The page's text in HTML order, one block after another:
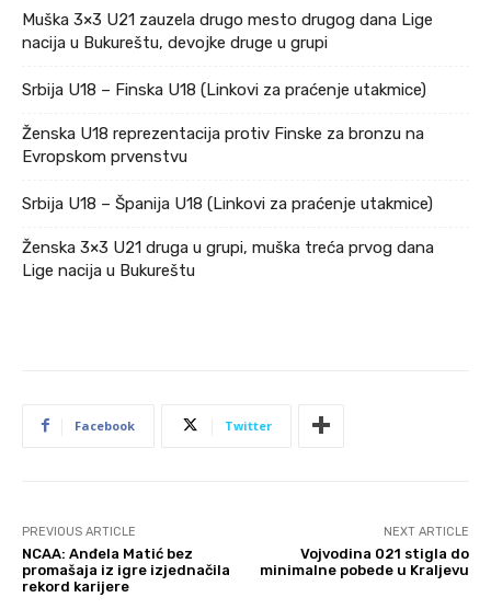
Muška 3×3 U21 zauzela drugo mesto drugog dana Lige
nacija u Bukureštu, devojke druge u grupi
Srbija U18 – Finska U18 (Linkovi za praćenje utakmice)
Ženska U18 reprezentacija protiv Finske za bronzu na
Evropskom prvenstvu
Srbija U18 – Španija U18 (Linkovi za praćenje utakmice)
Ženska 3×3 U21 druga u grupi, muška treća prvog dana
Lige nacija u Bukureštu
Facebook Twitter
PREVIOUS ARTICLE
NCAA: Anđela Matić bez
promašaja iz igre izjednačila
rekord karijere
NEXT ARTICLE
Vojvodina 021 stigla do
minimalne pobede u Kraljevu